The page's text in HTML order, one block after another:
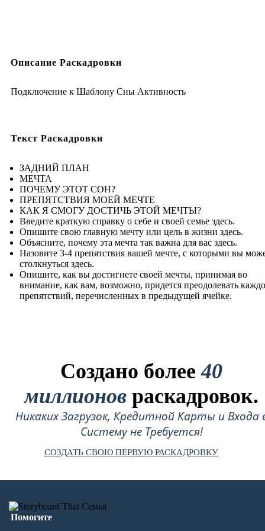
Описание Раскадровки
Подключение к Шаблону Сны Активность
Текст Раскадровки
ЗАДНИЙ ПЛАН
МЕЧТА
ПОЧЕМУ ЭТОТ СОН?
ПРЕПЯТСТВИЯ МОЕЙ МЕЧТЕ
КАК Я СМОГУ ДОСТИЧЬ ЭТОЙ МЕЧТЫ?
Введите краткую справку о себе и своей семье здесь.
Опишите свою главную мечту или цель в жизни здесь.
Объясните, почему эта мечта так важна для вас здесь.
Назовите 3-4 препятствия вашей мечте, с которыми вы
столкнуться здесь.
Опишите, как вы достигнете своей мечты, принимая во
внимание, как вам, возможно, придется преодолевать
препятствий, перечисленных в предыдущей ячейке.
Создано более40
миллионов раскадровок.
Никаких Загрузок, Кредитной Карты и Входа
Систему не Требуется!
СОЗДАТЬ СВОЮ ПЕРВУЮ РАСКАДРОВКУ
Помогите